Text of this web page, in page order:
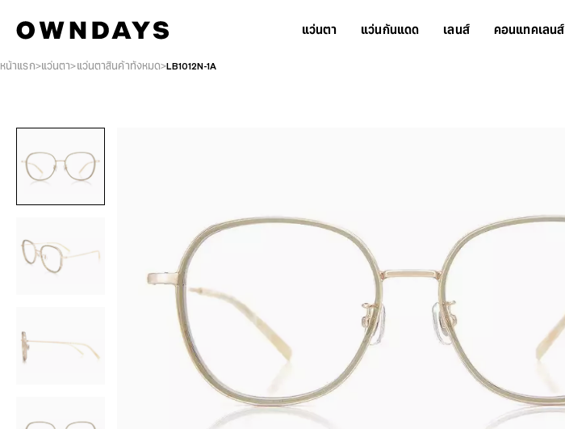
แว่นตา แว่นกันแดด เลนส์ คอนแทคเลนส์
หน้าแรก แว่นตา แว่นตาสินค้าทั้งหมด LB1012N-1A